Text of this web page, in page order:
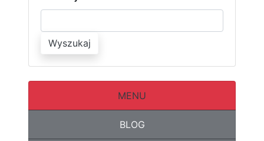
Wyszukaj
MENU
BLOG